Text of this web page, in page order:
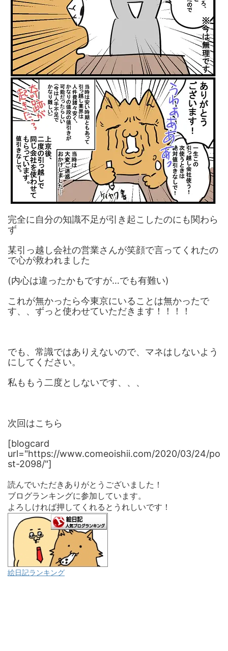
完全に自分の知識不足が引き起こしたのにも関わら
ず
某引っ越し会社の営業さんが笑顔で言ってくれたの
で心が救われました
(内心は違ったかもですが…でも有難い)
これが無かったら今東京にいることは無かったで
す、、ずっと使わせていただきます！！！！
でも、常識ではありえないので、マネはしないよう
にしてください。
私ももう二度としないです、、、
次回はこちら
[blogcard
url="https://www.comeoishii.com/2020/03/24/po
st-2098/"]
読んでいただきありがとうございました！
ブログランキングに参加しています。
よろしければ押してくれるとうれしいです！
絵日記ランキング